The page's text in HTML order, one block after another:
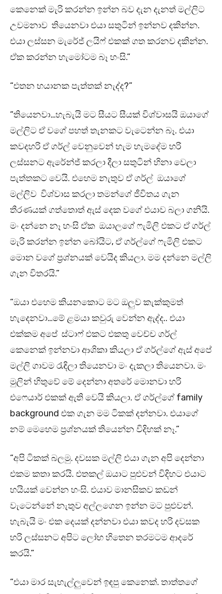
කෙනෙක් මැරි කරන්න ඉන්න බව දැන දැනත් මල්ලිට
උවමනාව තියෙනවා එයා සතුටින් ඉන්නව දකින්න.
එයා ලස්සන මැරේජ් ලයිෆ් එකක් ගත කරනව දකින්න.
ඒක කරන්න හැමෝටම බෑ හංසි.”
“එතන භයානක පැත්තක් නැද්ද?”
“තියෙනවා…හැබැයි මට සීයට සීයක් විශ්වාසයි ඔයාගේ
මල්ලිට ඒ වගේ පහත් තැනකට වැටෙන්න බෑ. එයා
කවදහරි ඒ ගර්ල් වෙනුවෙන් හැම හැමදේම හරි
ලස්සනට ඇරේන්ජ් කරලා දීලා සතුටින් හිනා වෙලා
පැත්තකට වෙයි. එහෙම නැතුව ඒ ගර්ල් ඔයාගේ
මල්ලිව විශ්වාස කරලා තමන්ගේ ජීවිතය ගැන
තීරණයක් ගත්තොත් ඇස් දෙක වගේ එයාව බලා ගනියි.
මං දන්නෙ නෑ හංසි ඒක ඔයාලගේ ෆැමිලි එකට ඒ ගර්ල්
මැරි කරන්න ඉන්න බෝයිට, ඒ ගර්ල්ගේ ෆැමිලි එකට
මොන වගේ ප්‍රශ්නයක් වෙයිද කියලා. මම දන්නෙ මල්ලි
ගැන විතරයි.”
“ඔයා එහෙම කියනකොට මට ඔලුව කැක්කුමත්
හැදෙනවා…මේ ළමයා කවුරු වෙන්න ඇද්ද.. එයා
එක්කම අපේ ස්ටාෆ් එකට එකතු වෙච්ච ගර්ල්
කෙනෙක් ඉන්නවා ආශිකා කියලා ඒ ගර්ල්ගේ ඇස් අපේ
මල්ලි ගාවම රැඳිලා තියෙනවා මං දැකලා තියෙනවා. මං
මුලින් හිතුවේ මේ දෙන්නා අතරේ මොනවා හරි
එෆෙයාර් එකක් ඇති වෙයි කියලා. ඒ ගර්ල්ගේ family
background එක ගැන මම ටිකක් දන්නවා. එයාගේ
නම් මෙහෙම ප්‍රශ්නයක් තියෙන්න විදිහක් නෑ.”
“අපි ටිකක් බලමු. දවසක මල්ලි එයා ගැන අපි දෙන්නා
එකම කතා කරයි. එතකල් ඔයාට පුළුවන් විදිහට එයාට
හයියක් වෙන්න හංසි. එයාව මානසිකව කඩන්
වැටෙන්නේ නැතුව අල්ලගෙන ඉන්න මට පුළුවන්.
හැබැයි මං එක දෙයක් දන්නවා එයා කවද හරි දවසක
හරි ලස්සනට අපිට ලෝභ හිතෙන තරමටම ආදරේ
කරයි.”
“එයා මාර සැහැල්ලුවෙන් ඉඳපු කෙනෙක්. තාත්තගේ